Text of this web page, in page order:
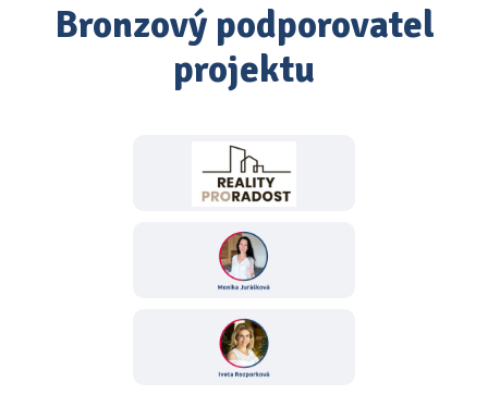
Bronzový podporovatel
projektu